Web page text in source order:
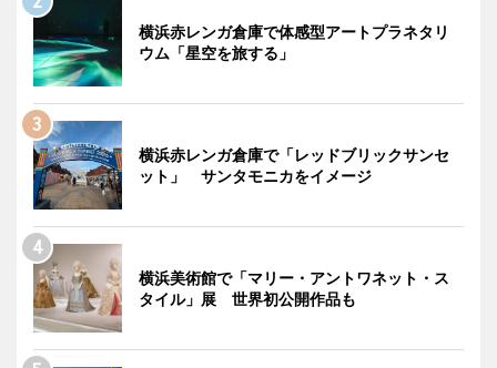
横浜赤レンガ倉庫で体感型アートプラネタリ
ウム「星空を旅する」
横浜赤レンガ倉庫で「レッドブリックサンセ
ット」 サンタモニカをイメージ
横浜美術館で「マリー・アントワネット・ス
タイル」展 世界初公開作品も